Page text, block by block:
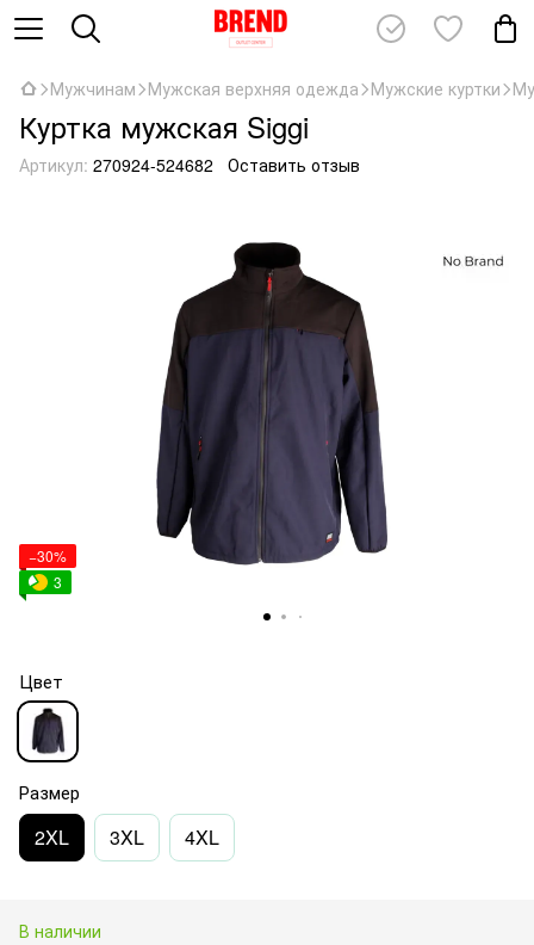
Мужчинам Мужская верхняя одежда Мужские куртки
Куртка мужская Siggi
Артикул: 270924-524682 Оставить отзыв
−30%
3
Цвет
Размер
2XL 3XL 4XL
В наличии